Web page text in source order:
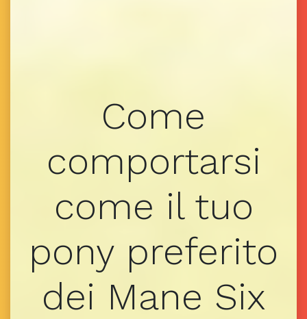
Come
comportarsi
come il tuo
pony preferito
dei Mane Six